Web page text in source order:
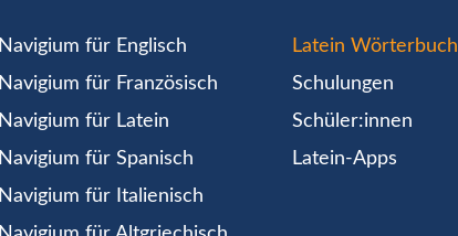
Navigium für Englisch
Navigium für Französisch
Navigium für Latein
Navigium für Spanisch
Navigium für Italienisch
Latein Wörterbuch
Schulungen
Schüler:innen
Latein-Apps